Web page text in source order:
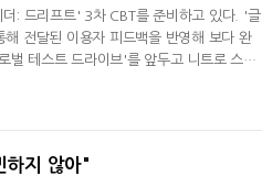
: 드리프트' 3차 CBT를 준비하고 있다. '글
전달된 이용자 피드백을 반영해 보다 완
벌 테스트 드라이브'를 앞두고 니트로 스튜
과 아시아를 넘어 글로벌에서 인정받는 레
하지 않아"